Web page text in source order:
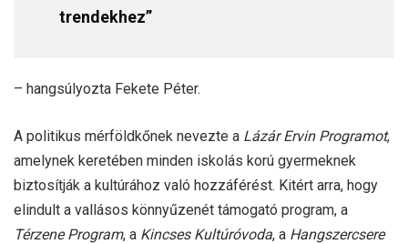
trendekhez”
– hangsúlyozta Fekete Péter.
A politikus mérföldkőnek nevezte a Lázár Ervin Programot,
amelynek keretében minden iskolás korú gyermeknek
biztosítják a kultúrához való hozzáférést. Kitért arra, hogy
elindult a vallásos könnyűzenét támogató program, a
Térzene Program, a Kincses Kultúróvoda, a Hangszercsere